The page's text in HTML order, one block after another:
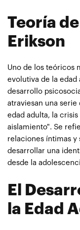
Teoría
Erikson
Uno de los teóricos
evolutiva de la edad
desarrollo
atraviesan una serie
edad adulta, la
aislamiento". Se
relaciones íntimas y
desarrollar una
desde la
El
la Edad